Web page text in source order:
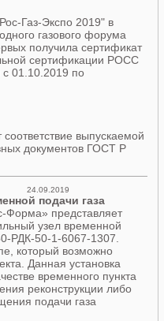
Газ-Экспо 2019" в
газового форума
получила сертификат
сертификации РОСС
01.10.2019 по
выпускаемой
документов ГОСТ Р
24.09.2019
подачи газа
представляет
узел временной
РДК-50-1-6067-1307.
который возможно
Данная установка
временного пункта
реконструкции либо
подачи газа